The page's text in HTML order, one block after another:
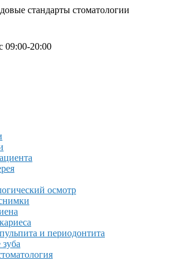
стандарты стоматологии
09:00-20:00
осмотр
и периодонтита